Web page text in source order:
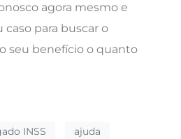
agora mesmo e
caso para buscar o
seu benefício o quanto
INSS
ajuda